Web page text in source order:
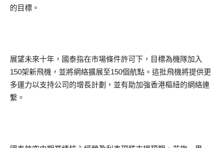
的目標。
展望未來十年，國泰指在市場條件許可下，目標為機隊加入
150架新飛機，並將網絡擴展至150個航點。這批飛機將提供更
多運力以支持公司的增長計劃，並有助加強香港樞紐的網絡連
繫。